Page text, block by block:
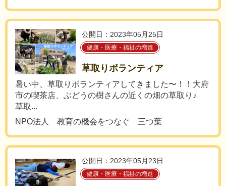
公開日：2023年05月25日
健康・医療・福祉の増進
草取りボランティア
暑い中、草取りボランティアしてきました〜！！大府
市の喫茶店、ぶどうの樹さんの近くの畑の草取り♪
草取...
NPO法人 教育の機会をつなぐ 三つ葉
公開日：2023年05月23日
健康・医療・福祉の増進